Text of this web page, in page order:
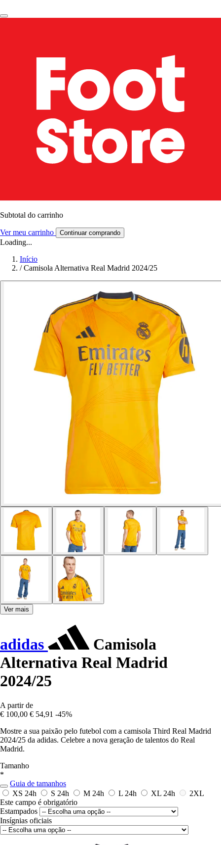
Subtotal do carrinho
Ver meu carrinho Continuar comprando
Loading...
Início
/ Camisola Alternativa Real Madrid 2024/25
Ver mais
adidas
Camisola
Alternativa Real Madrid
2024/25
A partir de
€ 100,00 € 54,91 -45%
Mostre a sua paixão pelo futebol com a camisola Third Real Madrid
2024/25 da adidas. Celebre a nova geração de talentos do Real
Madrid.
Tamanho
*
Guia de tamanhos
XS 24h S 24h M 24h L 24h XL 24h
2XL
Este campo é obrigatório
Estampados
Insígnias oficiais